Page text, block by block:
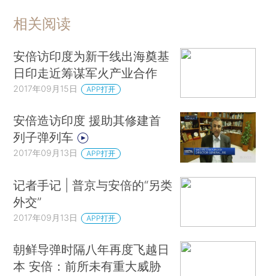
相关阅读
安倍访印度为新干线出海奠基
日印走近筹谋军火产业合作
2017年09月15日 APP打开
安倍造访印度 援助其修建首
列子弹列车
2017年09月13日 APP打开
记者手记 | 普京与安倍的“另类
外交”
2017年09月13日 APP打开
朝鲜导弹时隔八年再度飞越日
本 安倍：前所未有重大威胁